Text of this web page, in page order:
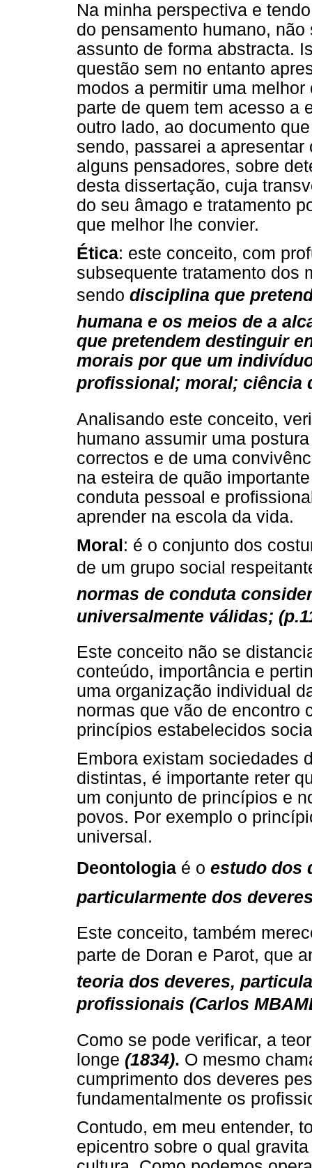
Na minha perspectiva e
do pensamento humano,
assunto de forma abstracta.
questão sem no entanto
modos a permitir uma
parte de quem tem acesso a
outro lado, ao documento
sendo, passarei a
alguns pensadores, sobre
desta dissertação, cuja
do seu âmago e tratamento
que melhor lhe convier.
Ética: este conceito, com
subsequente tratamento dos
sendo disciplina que
humana e os meios de a
que pretendem destinguir
morais por que um
profissional; moral;
Analisando este conceito,
humano assumir uma
correctos e de uma
na esteira de quão
conduta pessoal e
aprender na escola da vida.
Moral: é o conjunto dos
de um grupo social
normas de conduta
universalmente válidas;
Este conceito não se
conteúdo, importância e
uma organização individual
normas que vão de encontro
princípios estabelecidos
Embora existam sociedades
distintas, é importante reter
um conjunto de princípios e
povos. Por exemplo o
universal.
Deontologia é o estudo
particularmente dos
Este conceito, também
parte de Doran e Parot, que
teoria dos deveres,
profissionais (Carlos
Como se pode verificar, a
longe (1834). O mesmo
cumprimento dos deveres
fundamentalmente os
Contudo, em meu entender,
epicentro sobre o qual